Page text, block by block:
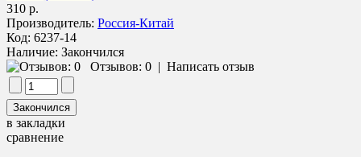
310 р.
Производитель: Россия-Китай
Код: 6237-14
Наличие: Закончился
Отзывов: 0 | Написать отзыв
в закладки
сравнение